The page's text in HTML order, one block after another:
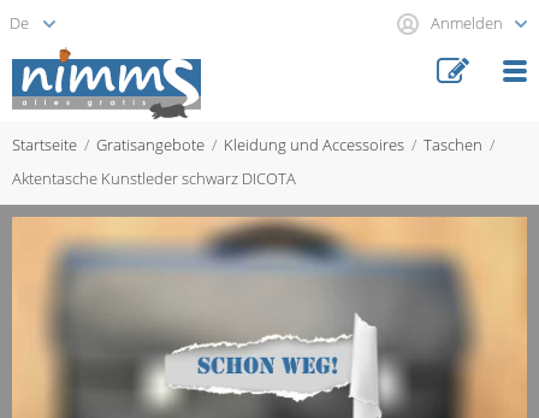
Anmelden
Startseite Gratisangebote Kleidung und Accessoires
Taschen
Aktentasche Kunstleder schwarz DICOTA